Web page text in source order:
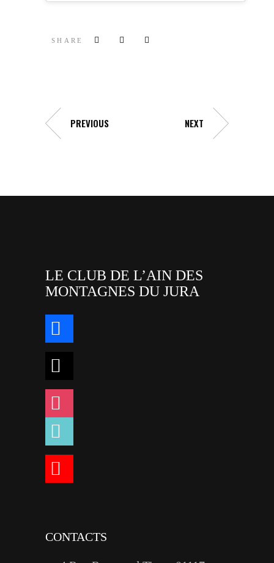
SHARE
PREVIOUS NEXT
LE CLUB DE L’AIN DES
MONTAGNES DU JURA
facebook
instagram
tiktok
youtube
CONTACTS